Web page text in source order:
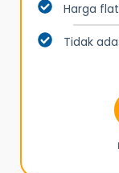
Harga
Tidak